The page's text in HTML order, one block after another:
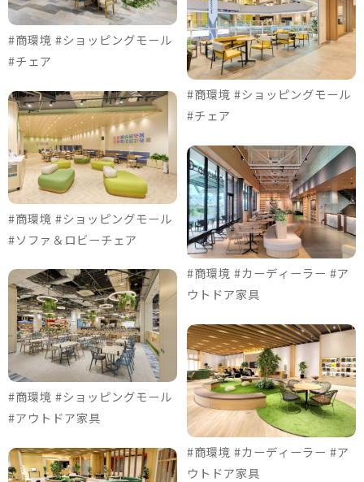
#商環境 #ショッピングモール
#チェア
#商環境 #ショッピングモール
#ソファ＆ロビーチェア
#商環境 #ショッピングモール
#アウトドア家具
#商環境 #ショッピングモール
#チェア
#商環境 #カーディーラー #ア
ウトドア家具
#商環境 #カーディーラー #ア
ウトドア家具